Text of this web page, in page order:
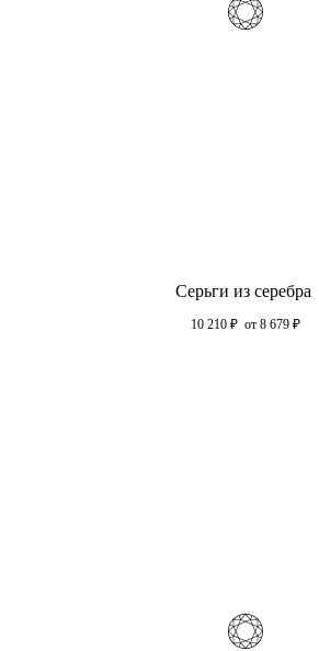
Серьги из серебра
10 210 ₽ от 8 679 ₽